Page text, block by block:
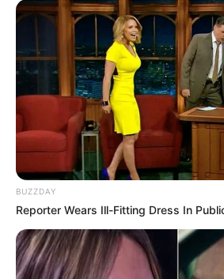
BUZZDAY
Reporter Wears Ill-Fitting Dress In